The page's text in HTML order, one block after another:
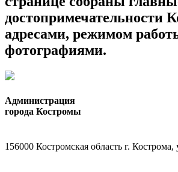
достопримечательности
адресами, режимом
фотографиями.
Администрация
города Костромы
156000 Костромская область г. Кострома,